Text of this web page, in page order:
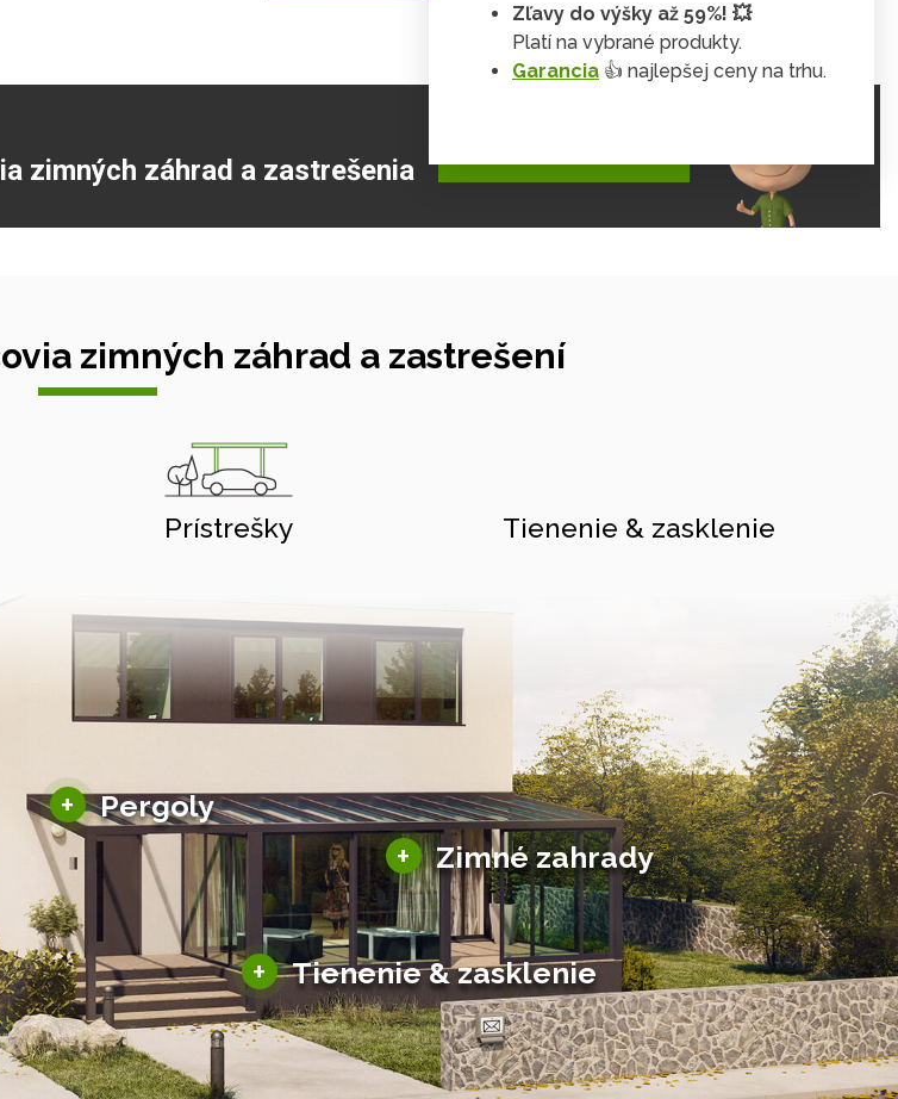
zimných záhrad a zastrešenia
zimných záhrad a zastrešení
Prístrešky Tienenie & zasklenie
+ Pergoly
Hliníkové pergoly
Bioklimatické pergoly
Altány a zastrešenie
Solárne pergoly
+ Zimné zahrady
Sezónne zimné záhrady
Hliníkové zimné záhrady
Posuvné zimné záhrady
Solárne zimné záhrady
+ Tienenie & zasklenie
Tienenie
Zasklenie
Zľavy do výšky až 59%! 💥
Platí na vybrané produkty.
Garancia 👍 najlepšej ceny na trhu.